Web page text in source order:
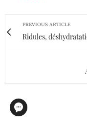
PREVIOUS ARTICLE
Ridules,